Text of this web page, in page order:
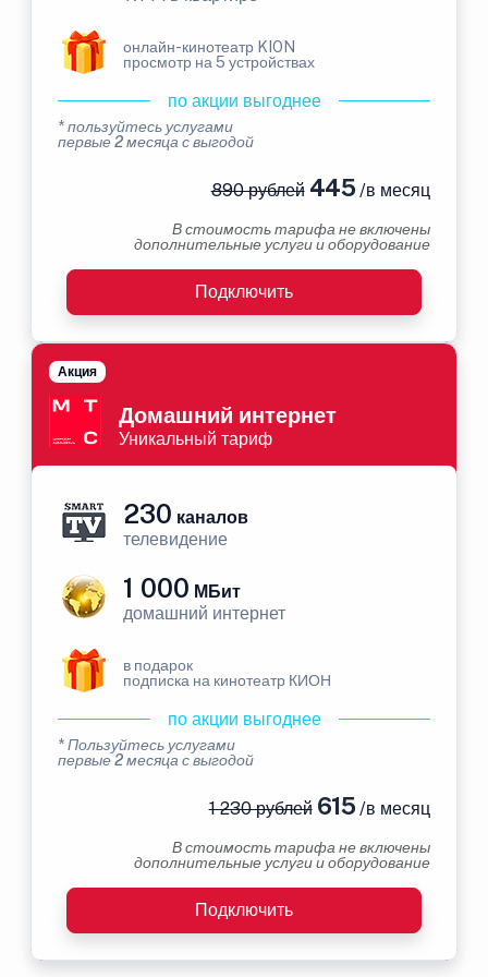
онлайн-кинотеатр KION
просмотр на 5 устройствах
по акции выгоднее
* пользуйтесь услугами
первые 2 месяца с выгодой
890 рублей445 /в месяц
В стоимость тарифа не включены
дополнительные услуги и оборудование
Подключить
Домашний интернет
Уникальный тариф
Акция
230 каналов
телевидение
1 000 МБит
домашний интернет
в подарок
подписка на кинотеатр КИОН
по акции выгоднее
* Пользуйтесь услугами
первые 2 месяца с выгодой
1 230 рублей615 /в месяц
В стоимость тарифа не включены
дополнительные услуги и оборудование
Подключить